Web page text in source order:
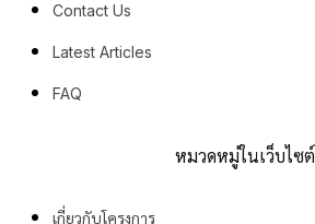
Contact Us
Latest Articles
FAQ
หมวดหมู่ในเว็บไซต์
เกี่ยวกับโครงการ